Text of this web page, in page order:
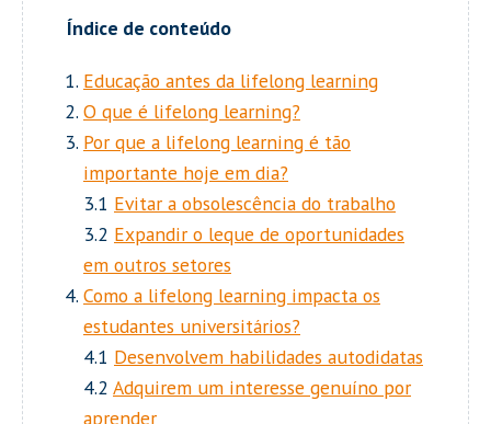
Educação antes da lifelong learning
O que é lifelong learning?
Por que a lifelong learning é tão
importante hoje em dia?
3.1 Evitar a obsolescência do trabalho
3.2 Expandir o leque de oportunidades
em outros setores
Como a lifelong learning impacta os
estudantes universitários?
4.1 Desenvolvem habilidades autodidatas
4.2 Adquirem um interesse genuíno por
aprender